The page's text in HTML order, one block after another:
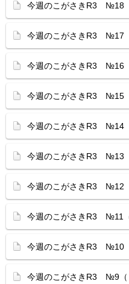
今週のこがさきR3 №18（
今週のこがさきR3 №17（
今週のこがさきR3 №16（
今週のこがさきR3 №15（
今週のこがさきR3 №14（
今週のこがさきR3 №13（
今週のこがさきR3 №12（
今週のこがさきR3 №11（
今週のこがさきR3 №10（
今週のこがさきR3 №9（